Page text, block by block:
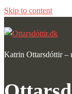
Skip to content
Katrin Ottarsdóttir –